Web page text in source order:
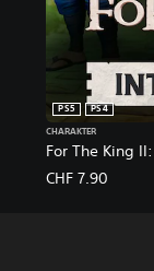
For The King
PS5
PS4
CHARAKTER
CHF 7.90